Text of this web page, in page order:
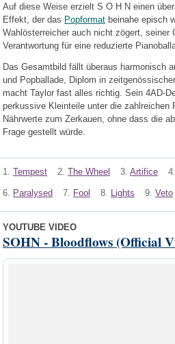
Auf diese Weise erzielt S O H N einen
Effekt, der das Popformat beinahe episch
Wahlösterreicher auch nicht zögert, seiner
Verantwortung für eine reduzierte
Das Gesamtbild fällt überaus harmonisch
und Popballade, Diplom in
macht Taylor fast alles richtig. Sein 4AD-
perkussive Kleinteile unter die zahlreichen
Nährwerte zum Zerkauen, ohne dass die
Frage gestellt würde.
1. Tempest 2. The Wheel 3. Artifice 4.
6. Paralysed 7. Fool 8. Lights 9. Veto
YOUTUBE VIDEO
SOHN - Bloodflows (Official